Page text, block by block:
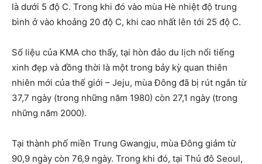
là dưới 5 độ C. Trong khi đó vào mùa Hè nhiệt độ trung
bình ở vào khoảng 20 độ C, khi cao nhất lên tới 25 độ C.
Số liệu của KMA cho thấy, tại hòn đảo du lịch nổi tiếng
xinh đẹp và đồng thời là một trong bảy kỳ quan thiên
nhiên mới của thế giới – Jeju, mùa Đông đã bị rút ngắn từ
37,7 ngày (trong những năm 1980) còn 27,1 ngày (trong
những năm 2000).
Tại thành phố miền Trung Gwangju, mùa Đông giảm từ
90,9 ngày còn 76,9 ngày. Trong khi đó, tại Thủ đô Seoul,